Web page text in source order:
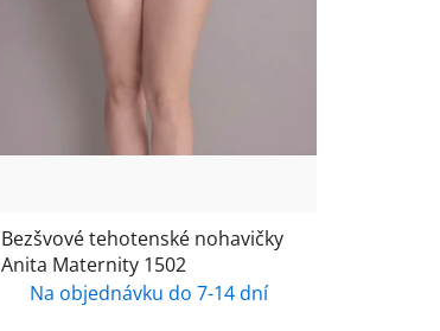
Bezšvové tehotenské nohavičky
Anita Maternity 1502
Na objednávku do 7-14 dní